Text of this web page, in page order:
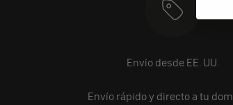
Envío desde EE. UU.
Envío rápido y directo a tu